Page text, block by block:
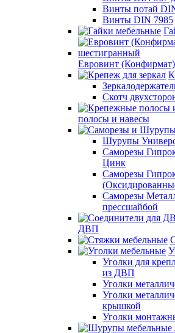
Винты потай
Винты DIN 7985
Евровинт
Скотч
полосы и навесы
Шурупы
Саморезы
Цинк
Саморезы
Саморезы
прессшайбой
ДВП
Уголки для
из ДВП
Уголки
Уголки
крышкой
Уголки